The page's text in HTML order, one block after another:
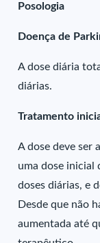
Posologia
Doença de
A dose diária
diárias.
Tratamento
A dose deve ser
uma dose inicial
doses diárias, e
Desde que não
aumentada até